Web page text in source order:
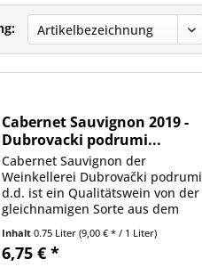
Cabernet Sauvignon 2019 -
Dubrovacki podrumi...
Cabernet Sauvignon der
Weinkellerei Dubrovački podrumi
d.d. ist ein Qualitätswein von der
gleichnamigen Sorte aus dem
Konavle-Tal, Kroatien. Die weit
verbreitete und weltweit
anerkannte Rebsorte Cabernet
Inhalt0.75 Liter(9,00 € * / 1 Liter)
6,75 € *